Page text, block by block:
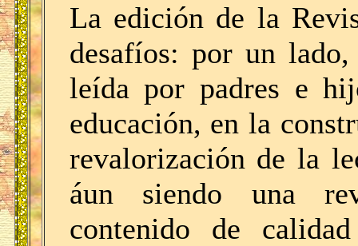
La edición de la
desafíos: por un
leída por padres e
educación, en la
revalorización de la
áun siendo una
contenido de